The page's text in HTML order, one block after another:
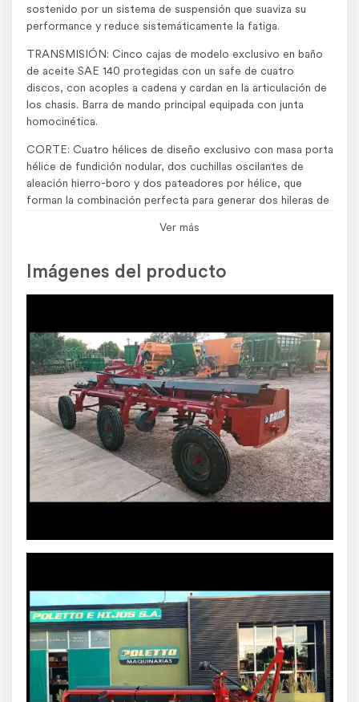
sostenido por un sistema de suspensión que suaviza su
performance y reduce sistemáticamente la fatiga.
TRANSMISIÓN: Cinco cajas de modelo exclusivo en baño
de aceite SAE 140 protegidas con un safe de cuatro
discos, con acoples a cadena y cardan en la articulación de
los chasis. Barra de mando principal equipada con junta
homocinética.
CORTE: Cuatro hélices de diseño exclusivo con masa porta
hélice de fundición nodular, dos cuchillas oscilantes de
aleación hierro-boro y dos pateadores por hélice, que
forman la combinación perfecta para generar dos hileras de
compensados para lograr un movimiento uniforme en la
transición desde la posición de transporte a la de trabajo.
ALTURA DE CORTE: de 0 a 40cm, regulable con topes de
aluminio en los cilindros hidráulicos.
CAPACIDAD DE TRABAJO: Hasta 5 Has/hora.
ACCIONAMIENTO: Desde toma de fuerza de tractor
(540rpm).
RODADOS: tres, para neumáticos 600×16 y uno para
neumático 11-L-14-SL.
POTENCIA REQUERIDA: Desde 70HP.
También podés contactarnos por WhatsApp
Agroads.com no vende y no participa en ninguna negociación, venta o
perfeccionamiento de operaciones de este aviso.
El usuario asume toda la responsabilidad por la publicación.Denunciar
Ver más
Imágenes del producto